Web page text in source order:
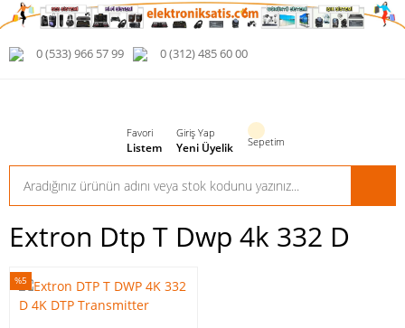
0 (533) 966 57 99 0 (312) 485 60 00
Favori
Listem
Giriş Yap
Yeni Üyelik Sepetim
Extron Dtp T Dwp 4k 332 D
%5